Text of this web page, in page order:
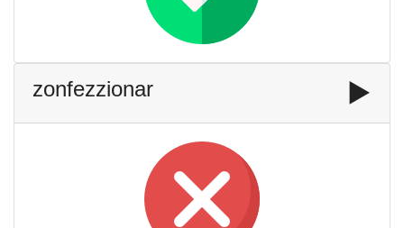
zonfezzionar ▶️